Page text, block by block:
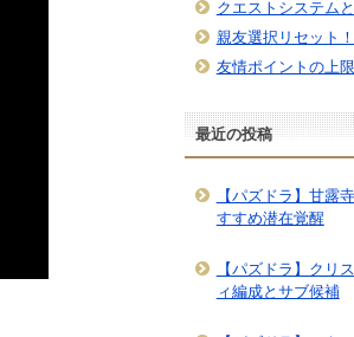
クエストシステム
親友選択リセット
友情ポイントの上
最近の投稿
【パズドラ】甘露
すすめ潜在覚醒
【パズドラ】クリ
ィ編成とサブ候補